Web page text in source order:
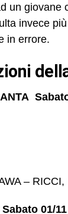
un giovane
invece
in errore.
–
01/